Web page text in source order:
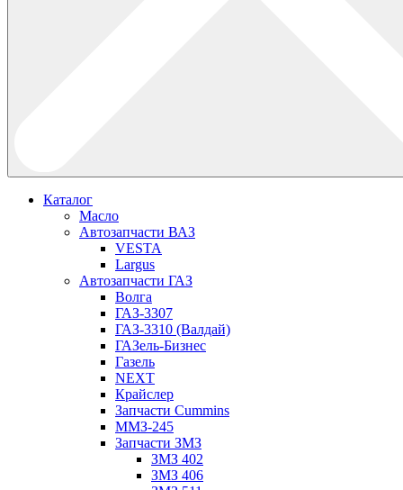
Каталог
Масло
Автозапчасти ВАЗ
VESTA
Largus
Автозапчасти ГАЗ
Волга
ГАЗ-3307
ГАЗ-3310 (Валдай)
ГАЗель-Бизнес
Газель
NEXT
Крайслер
Запчасти Cummins
ММЗ-245
Запчасти ЗМЗ
ЗМЗ 402
ЗМЗ 406